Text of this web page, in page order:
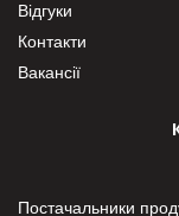
Відгуки
Контакти
Вакансії
Постачальники